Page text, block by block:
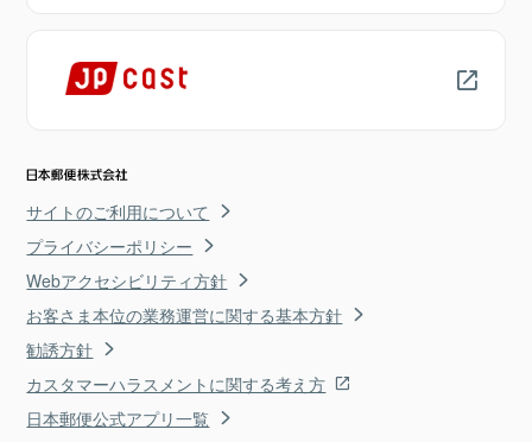
サイトのご利用について
プライバシーポリシー
Webアクセシビリティ方針
お客さま本位の業務運営に関する基本方針
勧誘方針
カスタマーハラスメントに関する考え方
日本郵便公式アプリ一覧